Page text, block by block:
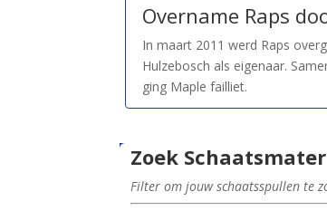
Overname Raps
In maart 2011 werd Raps
Hulzebosch als eigenaar.
ging Maple failliet.
Zoek
Filter om jouw schaatsspullen te